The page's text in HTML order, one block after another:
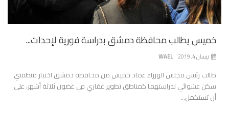
خميس يطالب محافظة دمشق بدراسة فورية لإحداث...
WAEL نيسان 4, 2019
طالب رئيس مجلس الوزراء عماد خميس من محافظة دمشق اختيار منطقتي
سكن عشوائي لدراستهما كمناطق تطوير عقاري في غضون ثلاثة أشهر، على
أن تستكمل...